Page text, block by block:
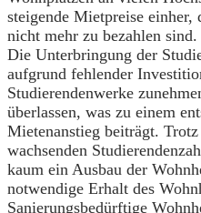
steigende Mietpreise einher,
nicht mehr zu bezahlen sind.
Die Unterbringung der
aufgrund fehlender
Studierendenwerke
überlassen, was zu einem
Mietenanstieg beiträgt.
wachsenden
kaum ein Ausbau der
notwendige Erhalt des
Sanierungsbedürftige